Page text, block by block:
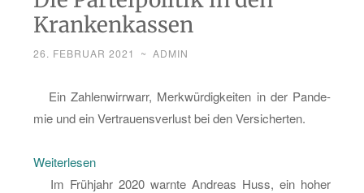
Krankenkassen
26. FEBRUAR 2021 ~ ADMIN
Ein Zah­len­wirr­warr, Merk­wür­dig­kei­ten in der Pan­de­
mie und ein Ver­trau­ens­ver­lust bei den Ver­si­cher­ten.
Wei­ter­le­sen:
Die
Im Früh­jahr 2020 warn­te An­dre­as Huss, ein hoher